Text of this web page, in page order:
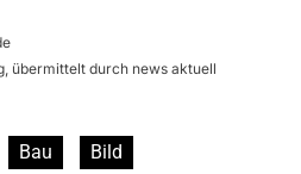
übermittelt durch news aktuell
Bau
Bild